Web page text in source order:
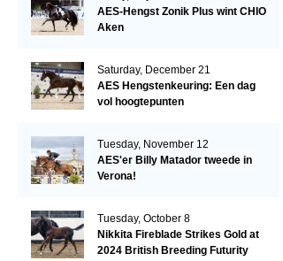
AES-Hengst Zonik Plus wint CHIO
Aken
Saturday, December 21
AES Hengstenkeuring: Een dag
vol hoogtepunten
Tuesday, November 12
AES'er Billy Matador tweede in
Verona!
Tuesday, October 8
Nikkita Fireblade Strikes Gold at
2024 British Breeding Futurity